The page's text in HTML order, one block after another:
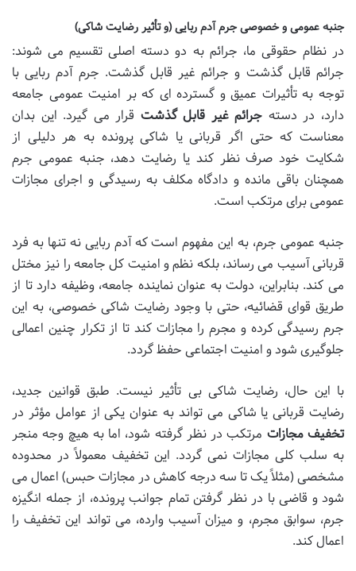
جنبه عمومی و خصوصی جرم آدم ربایی (و تأثیر رضایت شاکی)
در نظام حقوقی ما، جرائم به دو دسته اصلی تقسیم می شوند:
جرائم قابل گذشت و جرائم غیر قابل گذشت. جرم آدم ربایی با
توجه به تأثیرات عمیق و گسترده ای که بر امنیت عمومی جامعه
دارد، در دسته جرائم غیر قابل گذشت قرار می گیرد. این بدان
معناست که حتی اگر قربانی یا شاکی پرونده به هر دلیلی از
شکایت خود صرف نظر کند یا رضایت دهد، جنبه عمومی جرم
همچنان باقی مانده و دادگاه مکلف به رسیدگی و اجرای مجازات
عمومی برای مرتکب است.
جنبه عمومی جرم، به این مفهوم است که آدم ربایی نه تنها به فرد
قربانی آسیب می رساند، بلکه نظم و امنیت کل جامعه را نیز مختل
می کند. بنابراین، دولت به عنوان نماینده جامعه، وظیفه دارد تا از
طریق قوای قضائیه، حتی با وجود رضایت شاکی خصوصی، به این
جرم رسیدگی کرده و مجرم را مجازات کند تا از تکرار چنین اعمالی
جلوگیری شود و امنیت اجتماعی حفظ گردد.
با این حال، رضایت شاکی بی تأثیر نیست. طبق قوانین جدید،
رضایت قربانی یا شاکی می تواند به عنوان یکی از عوامل مؤثر در
تخفیف مجازات مرتکب در نظر گرفته شود، اما به هیچ وجه منجر
به سلب کلی مجازات نمی گردد. این تخفیف معمولاً در محدوده
مشخصی (مثلاً یک تا سه درجه کاهش در مجازات حبس) اعمال می
شود و قاضی با در نظر گرفتن تمام جوانب پرونده، از جمله انگیزه
جرم، سوابق مجرم، و میزان آسیب وارده، می تواند این تخفیف را
اعمال کند.